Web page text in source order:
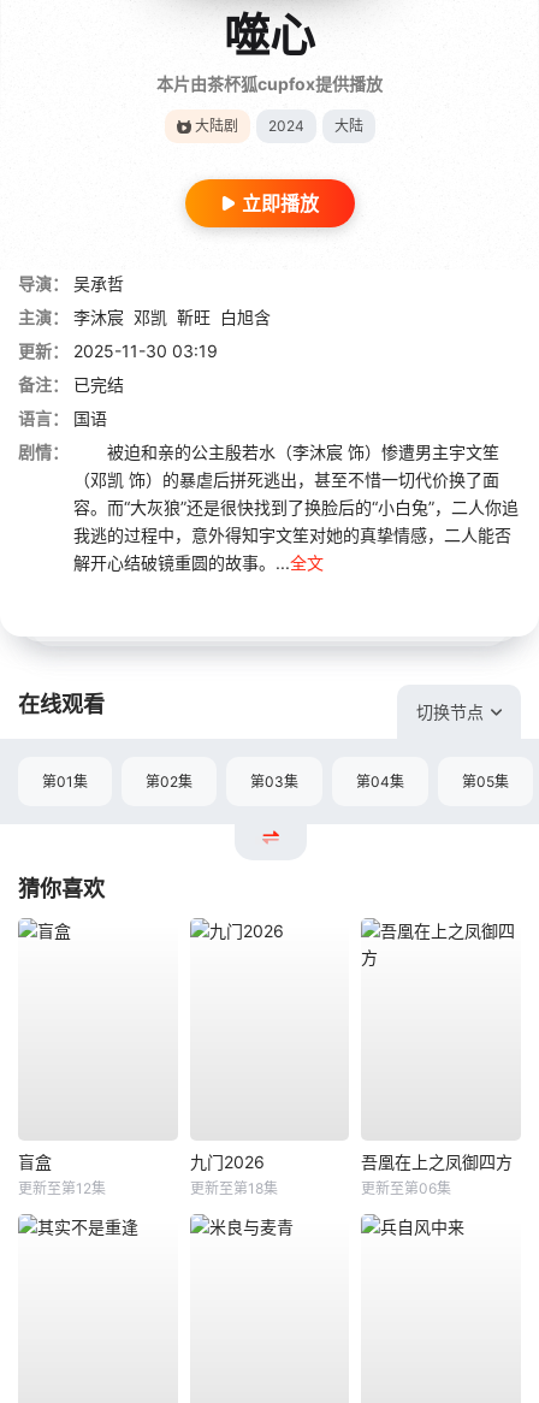
噬心
本片由茶杯狐cupfox提供播放
大陆剧 2024 大陆
立即播放
导演：
吴承哲
主演：
李沐宸 邓凯 靳旺 白旭含
更新：
2025-11-30 03:19
备注：
已完结
语言：
国语
剧情：
被迫和亲的公主殷若水（李沐宸 饰）惨遭男主宇文笙
（邓凯 饰）的暴虐后拼死逃出，甚至不惜一切代价换了面
容。而“大灰狼”还是很快找到了换脸后的“小白兔”，二人你追
我逃的过程中，意外得知宇文笙对她的真挚情感，二人能否
解开心结破镜重圆的故事。...全文
在线观看 切换节点
第01集 第02集 第03集 第04集 第05集
猜你喜欢
盲盒
更新至第12集
九门2026
更新至第18集
吾凰在上之凤御四方
更新至第06集